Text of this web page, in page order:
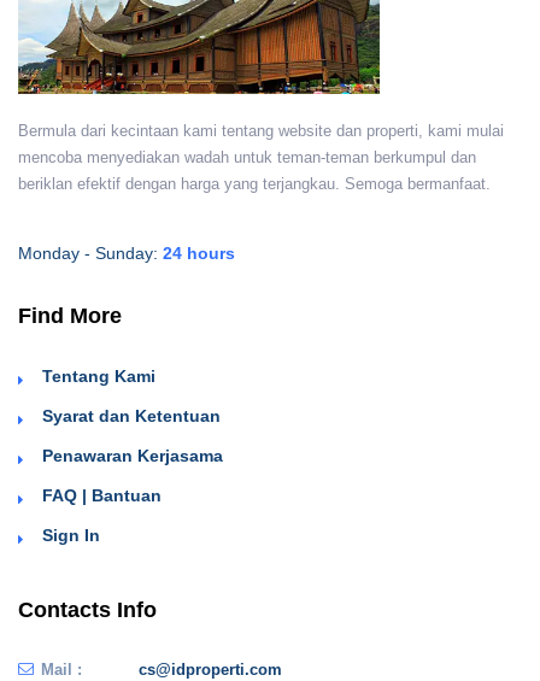
Bermula dari kecintaan kami tentang website dan properti, kami mulai
mencoba menyediakan wadah untuk teman-teman berkumpul dan
beriklan efektif dengan harga yang terjangkau. Semoga bermanfaat.
Monday - Sunday: 24 hours
Find More
Tentang Kami
Syarat dan Ketentuan
Penawaran Kerjasama
FAQ | Bantuan
Sign In
Contacts Info
Mail : cs@idproperti.com